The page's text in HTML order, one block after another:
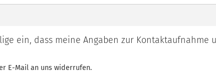
ein, dass meine Angaben zur Kontaktaufnahme
E-Mail an uns widerrufen.